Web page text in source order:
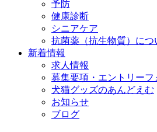
予防
健康診断
シニアケア
抗菌薬（抗生物質）につ
新着情報
求人情報
募集要項・エントリーフ
犬猫グッズのあんどえむ
お知らせ
ブログ